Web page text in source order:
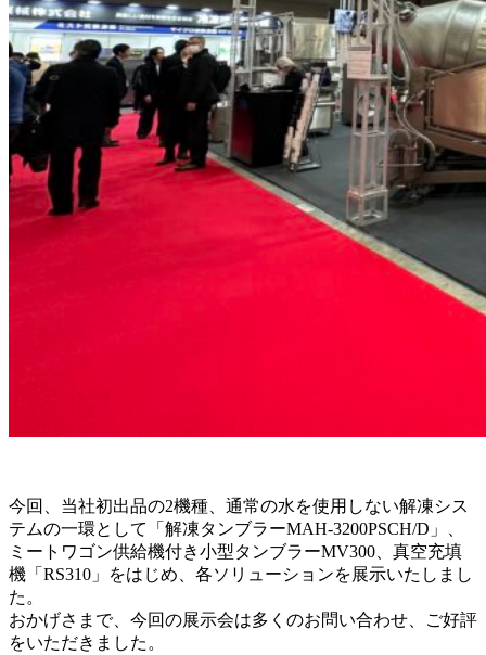
今回、当社初出品の2機種、通常の水を使用しない解凍シス
テムの一環として「解凍タンブラーMAH-3200PSCH/D」、
ミートワゴン供給機付き小型タンブラーMV300、真空充填
機「RS310」をはじめ、各ソリューションを展示いたしまし
た。
おかげさまで、今回の展示会は多くのお問い合わせ、ご好評
をいただきました。